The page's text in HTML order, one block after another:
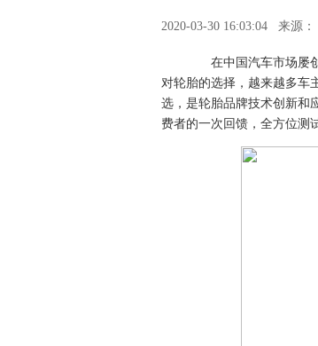
2020-03-30 16:03:04 来源
在中国汽车市场屡创
对轮胎的选择，越来越多车
选，是轮胎品牌技术创新和
费者的一次回馈，全方位测